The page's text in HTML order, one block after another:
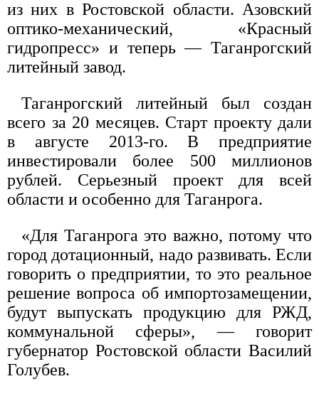
из них в Ростовской области. Азовский
оптико-механический, «Красный
гидропресс» и теперь — Таганрогский
литейный завод.
Таганрогский литейный был создан
всего за 20 месяцев. Старт проекту дали
в августе 2013-го. В предприятие
инвестировали более 500 миллионов
рублей. Серьезный проект для всей
области и особенно для Таганрога.
«Для Таганрога это важно, потому что
город дотационный, надо развивать. Если
говорить о предприятии, то это реальное
решение вопроса об импортозамещении,
будут выпускать продукцию для РЖД,
коммунальной сферы», — говорит
губернатор Ростовской области Василий
Голубев.